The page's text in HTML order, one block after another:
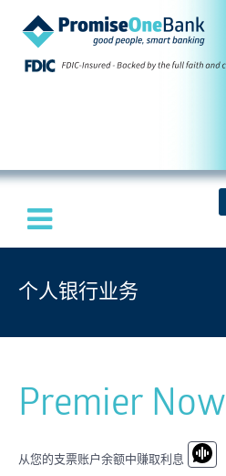
个人银行业务
Premier Now
从您的支票账户余额中赚取利息